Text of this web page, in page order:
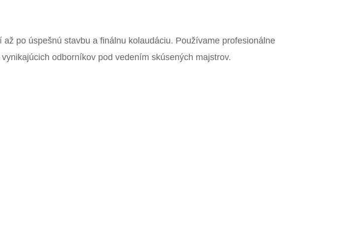
po úspešnú stavbu a finálnu kolaudáciu. Používame profesionálne
odborníkov pod vedením skúsených majstrov.